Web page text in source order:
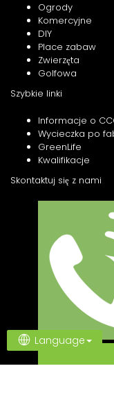
Ogrody
Komercyjne
DIY
Place zabaw
Zwierzęta
Golfowa
Szybkie linki
Informacje o
Wycieczka po
GreenLife
Kwalifikacje
Skontaktuj się z nami
Language